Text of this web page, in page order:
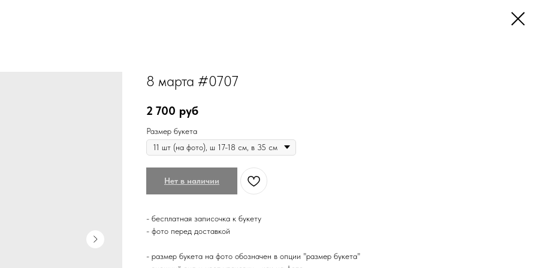
8 марта #0707
2 700 руб
Размер букета
Нет в наличии
- бесплатная записочка к букету
- фото перед доставкой
- размер букета на фото обозначен в опции "размер букета"